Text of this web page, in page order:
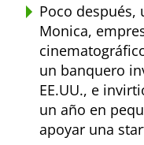
Poco después,
Monica,
un banquero
EE.UU., e
un año en
apoyar una